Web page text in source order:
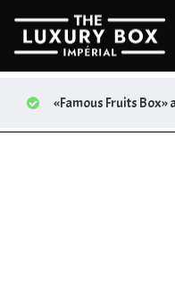
«Famous Fruits Box»